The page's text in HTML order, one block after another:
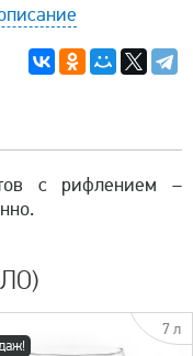
с рифлением –
7 л